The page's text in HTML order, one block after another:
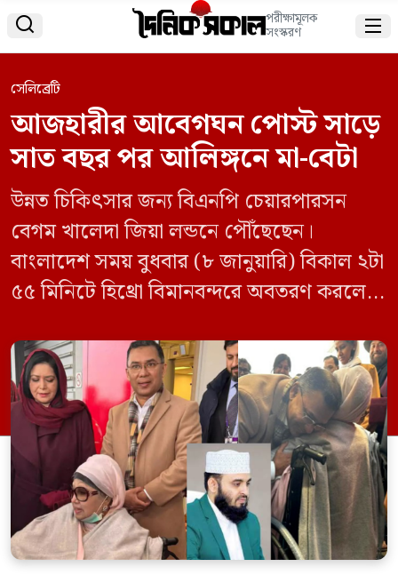
 পরীক্ষামূলক
সংস্করণ 
সেলিব্রেটি
আজহারীর আবেগঘন পোস্ট সাড়ে
সাত বছর পর আলিঙ্গনে মা-বেটা
উন্নত চিকিৎসার জন্য বিএনপি চেয়ারপারসন
বেগম খালেদা জিয়া লন্ডনে পৌঁছেছেন।
বাংলাদেশ সময় বুধবার (৮ জানুয়ারি) বিকাল ২টা
৫৫ মিনিটে হিথ্রো বিমানবন্দরে অবতরণ করলে
রহমান ও পুত্রবধু ডা. জোবাইদা রহমানসহ দলের
নেতাকর্মীরা। এ সময় হুইল চেয়ারে থাকা মাকে
জড়িয়ে ধরে আলিঙ্গন করেন তারেক রহমান।
মুহূর্তে মা-ছেলের আলিঙ্গনের ছবি ছড়িয়ে পড়ে
[…]